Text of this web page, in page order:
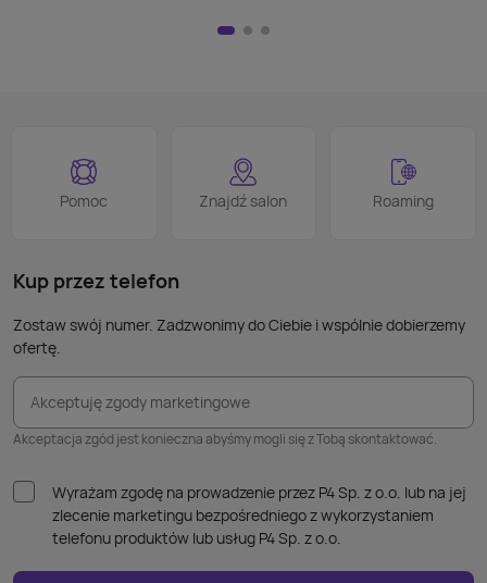
Pomoc Znajdź salon Roaming
Kup przez telefon
Zostaw swój numer. Zadzwonimy do Ciebie i wspólnie dobierzemy
ofertę.
Akceptuję zgody marketingowe
Akceptacja zgód jest konieczna abyśmy mogli się z Tobą skontaktować.
Wyrażam zgodę na prowadzenie przez P4 Sp. z o.o. lub na jej
zlecenie marketingu bezpośredniego z wykorzystaniem
telefonu produktów lub usług P4 Sp. z o.o.